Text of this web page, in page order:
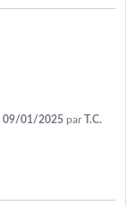
09/01/2025 par T.C.